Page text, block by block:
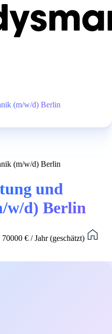
(m/w/d) Berlin
(m/w/d) Berlin
und
w/d) Berlin
€ / Jahr (geschätzt)